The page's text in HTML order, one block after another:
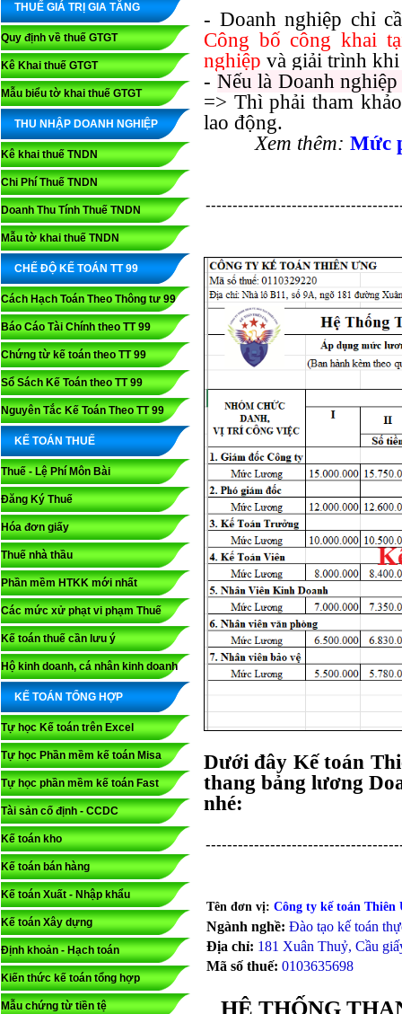
THUẾ GIÁ TRỊ GIA TĂNG
Quy định về thuế GTGT
Kê Khai thuế GTGT
Mẫu biểu tờ khai thuế GTGT
THU NHẬP DOANH NGHIỆP
Kê khai thuế TNDN
Chi Phí Thuế TNDN
Doanh Thu Tính Thuế TNDN
Mẫu tờ khai thuế TNDN
CHẾ ĐỘ KẾ TOÁN TT 99
Cách Hạch Toán Theo Thông tư 99
Báo Cáo Tài Chính theo TT 99
Chứng từ kế toán theo TT 99
Sổ Sách Kế Toán theo TT 99
Nguyên Tắc Kế Toán Theo TT 99
KẾ TOÁN THUẾ
Thuế - Lệ Phí Môn Bài
Đăng Ký Thuế
Hóa đơn giấy
Thuế nhà thầu
Phần mềm HTKK mới nhất
Các mức xử phạt vi phạm Thuế
Kế toán thuế cần lưu ý
Hộ kinh doanh, cá nhân kinh doanh
KẾ TOÁN TỔNG HỢP
Tự học Kế toán trên Excel
Tự học Phần mềm kế toán Misa
Tự học phần mềm kế toán Fast
Tài sản cố định - CCDC
Kế toán kho
Kế toán bán hàng
Kế toán Xuất - Nhập khẩu
Kế toán Xây dựng
Định khoản - Hạch toán
Kiến thức kế toán tổng hợp
Mẫu chứng từ tiền tệ
- Doanh nghiệp chỉ
Công bố công khai
nghiệp và giải trình khi
- Nếu là Doanh
=> Thì phải tham
lao động.
Xem thêm: Mức
Dưới đây Kế toán
thang bảng lương
nhé:
Tên đơn vị: Công ty kế toán Thiên
Ngành nghề: Đào tạo kế toán
Địa chỉ: 181 Xuân Thuỷ, Cầu
Mã số thuế: 0103635698
HỆ THỐNG